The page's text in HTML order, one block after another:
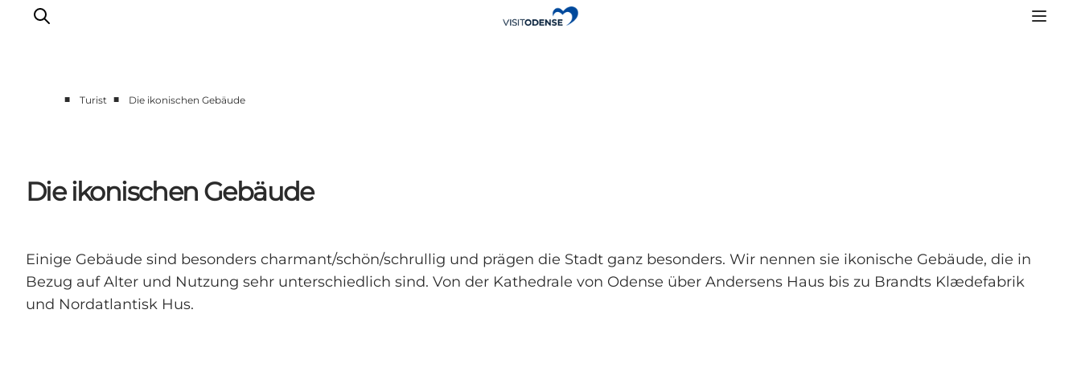
Reiseplanung
Inspiration
■ Turist ■ Die ikonischen Gebäude
Die ikonischen Gebäude
Einige Gebäude sind besonders charmant/schön/schrullig und prägen die Stadt ganz besonders. Wir nennen sie ikonische Gebäude, die in
Bezug auf Alter und Nutzung sehr unterschiedlich sind. Von der Kathedrale von Odense über Andersens Haus bis zu Brandts Klædefabrik
und Nordatlantisk Hus.